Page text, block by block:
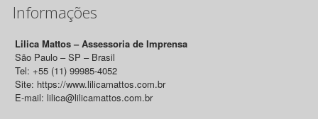
Informações
Lilica Mattos – Assessoria de Imprensa
São Paulo – SP – Brasil
Tel: +55 (11) 99985-4052
Site: https://www.lilicamattos.com.br
E-mail: lilica@lilicamattos.com.br